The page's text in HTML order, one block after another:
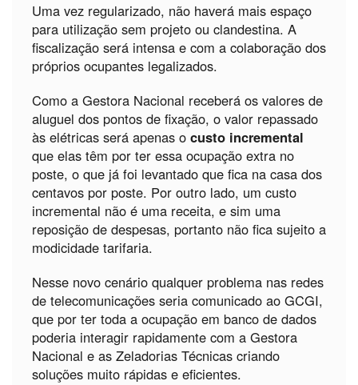
Uma vez regularizado, não haverá mais espaço
para utilização sem projeto ou clandestina. A
fiscalização será intensa e com a colaboração dos
próprios ocupantes legalizados.
Como a Gestora Nacional receberá os valores de
aluguel dos pontos de fixação, o valor repassado
às elétricas será apenas o custo incremental
que elas têm por ter essa ocupação extra no
poste, o que já foi levantado que fica na casa dos
centavos por poste. Por outro lado, um custo
incremental não é uma receita, e sim uma
reposição de despesas, portanto não fica sujeito a
modicidade tarifaria.
Nesse novo cenário qualquer problema nas redes
de telecomunicações seria comunicado ao GCGI,
que por ter toda a ocupação em banco de dados
poderia interagir rapidamente com a Gestora
Nacional e as Zeladorias Técnicas criando
soluções muito rápidas e eficientes.